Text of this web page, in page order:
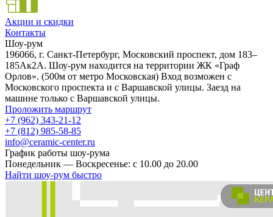
Акции и скидки
Контакты
Шоу-рум
196066, г. Санкт-Петербург, Московский проспект, дом 183–
185Ак2А. Шоу-рум находится на территории ЖК «Граф
Орлов». (500м от метро Московская) Вход возможен с
Московского проспекта и с Варшавской улицы. Заезд на
машине только с Варшавской улицы.
Проложить маршрут
+7 (962) 343-21-12
+7 (812) 985-58-85
info@ceramic-center.ru
График работы шоу-рума
Понедельник — Воскресенье: с 10.00 до 20.00
Найти шоу-рум быстро